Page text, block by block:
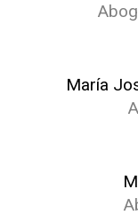
María